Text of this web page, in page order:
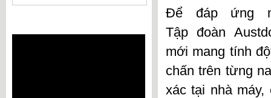
Để đáp ứng
Tập đoàn
mới mang tính
chấn trên từng
xác tại nhà máy,